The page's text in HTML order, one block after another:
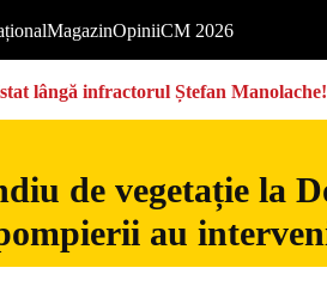
MagazinOpiniiCM 2026
lângă infractorul Ștefan
de vegetație la
au